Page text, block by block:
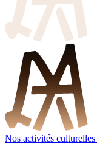
Nos activités